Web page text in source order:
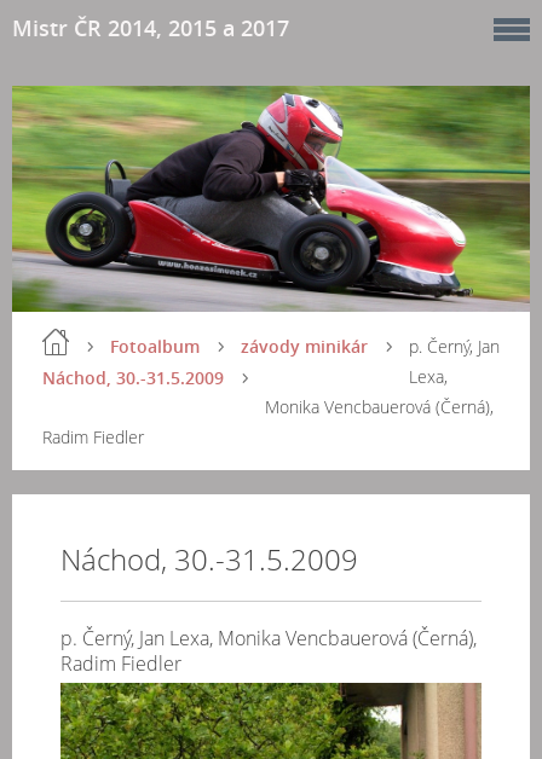
Mistr ČR 2014, 2015 a 2017
Fotoalbum
závody minikár
Náchod, 30.-31.5.2009
p. Černý, Jan
Lexa,
Monika Vencbauerová (Černá),
Radim Fiedler
Náchod, 30.-31.5.2009
p. Černý, Jan Lexa, Monika Vencbauerová (Černá),
Radim Fiedler